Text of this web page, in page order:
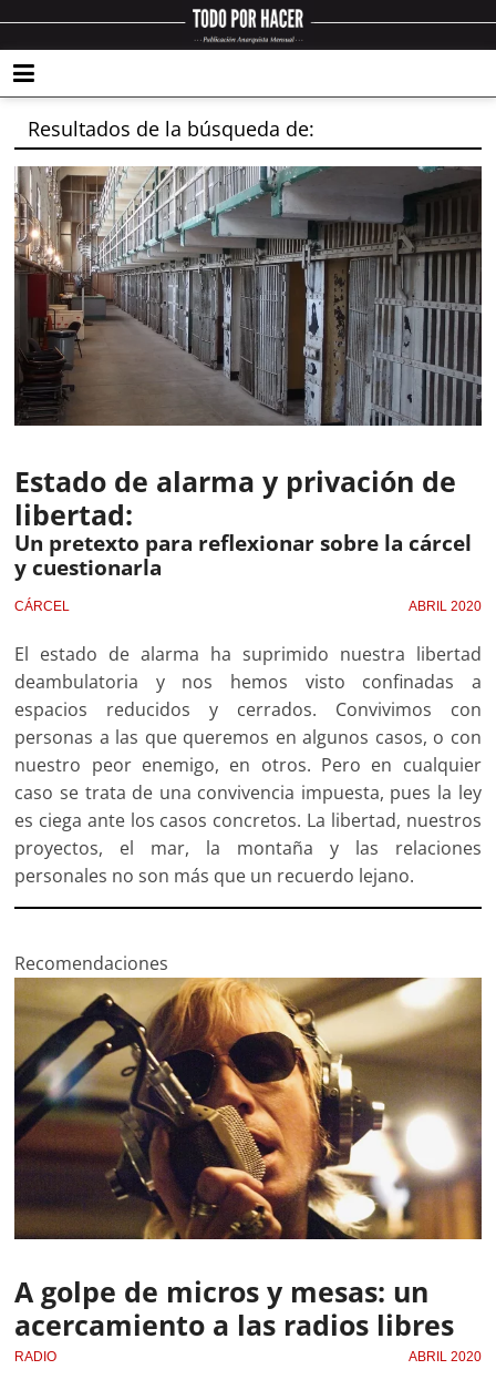
Resultados de la búsqueda de:
Estado de alarma y privación de
libertad:
Un pretexto para reflexionar sobre la cárcel
y cuestionarla
CÁRCEL ABRIL 2020
El estado de alarma ha suprimido nuestra libertad
deambulatoria y nos hemos visto confinadas a
espacios reducidos y cerrados. Convivimos con
personas a las que queremos en algunos casos, o con
nuestro peor enemigo, en otros. Pero en cualquier
caso se trata de una convivencia impuesta, pues la ley
es ciega ante los casos concretos. La libertad, nuestros
proyectos, el mar, la montaña y las relaciones
personales no son más que un recuerdo lejano.
Recomendaciones
A golpe de micros y mesas: un
acercamiento a las radios libres
RADIO ABRIL 2020